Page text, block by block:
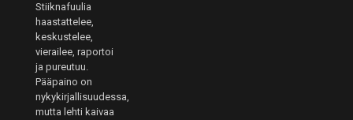
Stiiknafuulia
haastattelee,
keskustelee,
vierailee, raportoi
ja pureutuu.
Pääpaino on
nykykirjallisuudessa,
mutta lehti kaivaa